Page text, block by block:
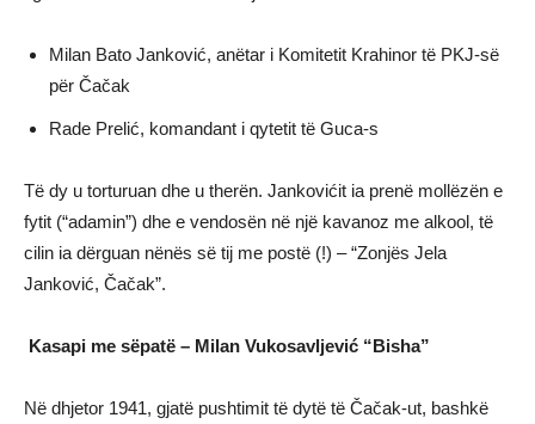
Milan Bato Janković, anëtar i Komitetit Krahinor të PKJ-së
për Čačak
Rade Prelić, komandant i qytetit të Guca-s
Të dy u torturuan dhe u therën. Jankovićit ia prenë mollëzën e
fytit (“adamin”) dhe e vendosën në një kavanoz me alkool, të
cilin ia dërguan nënës së tij me postë (!) – “Zonjës Jela
Janković, Čačak”.
Kasapi me sëpatë – Milan Vukosavljević “Bisha”
Në dhjetor 1941, gjatë pushtimit të dytë të Čačak-ut, bashkë